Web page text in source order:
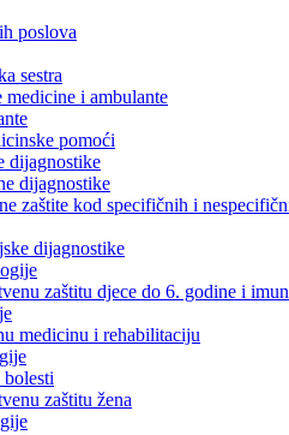
poslova
sestra
medicine i ambulante
pomoći
dijagnostike
dijagnostike
zaštite kod specifičnih i
dijagnostike
zaštitu djece do 6. godine i
medicinu i rehabilitaciju
bolesti
zaštitu žena